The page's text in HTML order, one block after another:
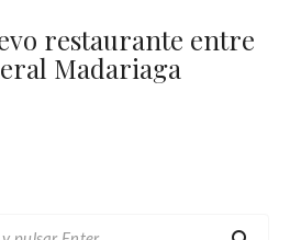
restaurante entre
Madariaga